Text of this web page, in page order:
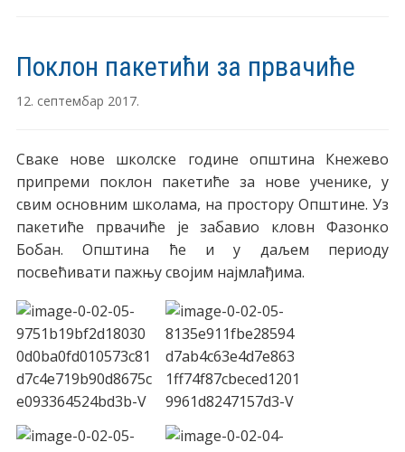
Поклон пакетићи за првачиће
12. септембар 2017.
Сваке нове школске године општина Кнежево
припреми поклон пакетиће за нове ученике, у
свим основним школама, на простору Општине. Уз
пакетиће првачиће је забавио кловн Фазонко
Бобан. Општина ће и у даљем периоду
посвећивати пажњу својим најмлађима.